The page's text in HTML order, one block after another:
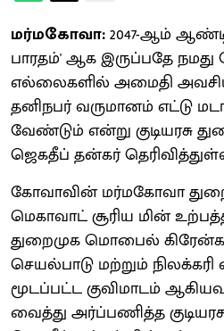
மர்மகோவா:2047-ஆம்
பாரதம்' ஆக இருப்பதே நமது
எல்லைகளில் அமைதி
தனிநபர் வருமானம் எட்டு
வேண்டும் என்று குடியரசு
ஜெகதீப் தன்கர்
கோவாவின் மர்மகோவா
மெகாவாட் சூரிய மின்
துறைமுக மொபைல்
செயல்பாடு மற்றும்
மூடப்பட்ட குவிமாடம்
வைத்து அர்ப்பணித்த